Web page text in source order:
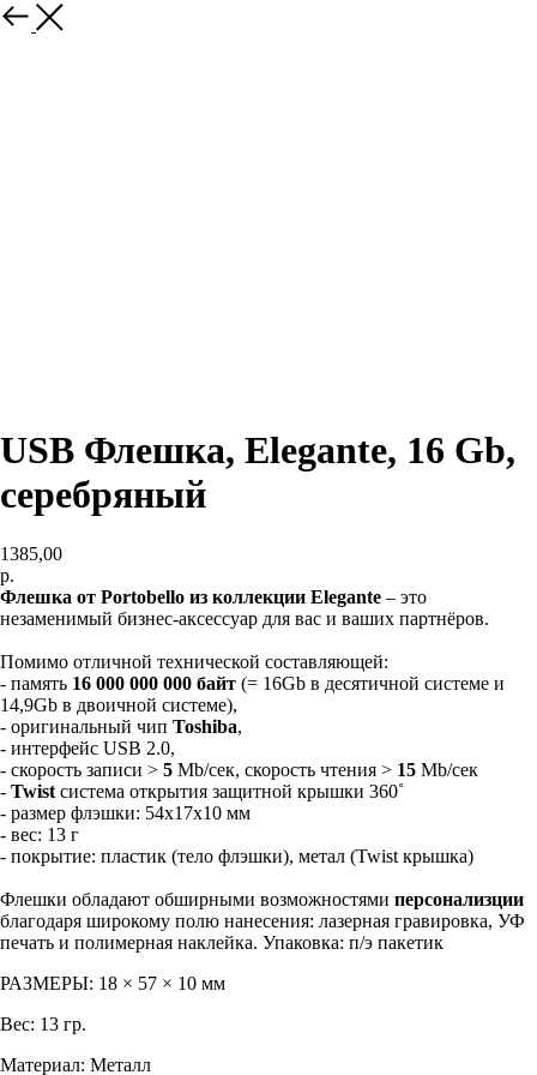
USB Флешка, Elegante, 16 Gb,
серебряный
1385,00
р.
Флешка от Portobello из коллекции Elegante – это
незаменимый бизнес-аксессуар для вас и ваших партнёров.
Помимо отличной технической составляющей:
- память 16 000 000 000 байт (= 16Gb в десятичной системе и
14,9Gb в двоичной системе),
- оригинальный чип Toshiba,
- интерфейс USB 2.0,
- скорость записи > 5 Mb/сек, скорость чтения > 15 Mb/сек
- Twist система открытия защитной крышки 360˚
- размер флэшки: 54х17х10 мм
- вес: 13 г
- покрытие: пластик (тело флэшки), метал (Twist крышка)
Флешки обладают обширными возможностями персонализции
благодаря широкому полю нанесения: лазерная гравировка, УФ
печать и полимерная наклейка. Упаковка: п/э пакетик
РАЗМЕРЫ: 18 × 57 × 10 мм
Вес: 13 гр.
Материал: Металл